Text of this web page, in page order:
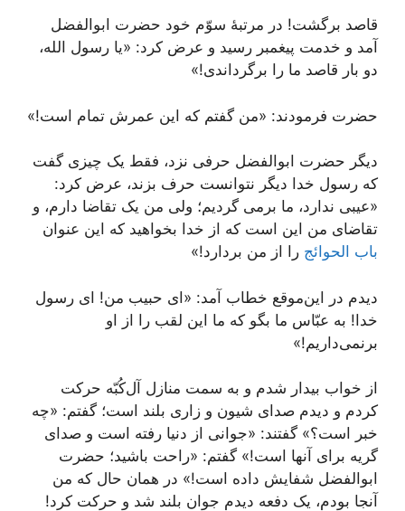
قاصد برگشت! در مرتبۀ سوّم خود حضرت ابوالفضل
آمد و خدمت پیغمبر رسید و عرض کرد: «یا رسول الله،
دو بار قاصد ما را برگرداندی!»
حضرت فرمودند: «من گفتم که این عمرش تمام است!»
دیگر حضرت ابوالفضل حرفی نزد، فقط یک چیزی گفت
که رسول خدا دیگر نتوانست حرف بزند، عرض کرد:
«عیبی ندارد، ما برمی گردیم؛ ولی من یک تقاضا دارم، و
تقاضای من این است که از خدا بخواهید که این عنوان
باب الحوائج را از من بردارد!»
دیدم در این‌موقع خطاب آمد: «ای حبیب من! ای رسول
خدا! به عبّاس ما بگو که ما این لقب را از او
برنمی‌داریم!»
از خواب بیدار شدم و به سمت منازل آل‌کُبّه حرکت
کردم و دیدم صدای شیون و زاری بلند است؛ گفتم: «چه
خبر است؟» گفتند: «جوانی از دنیا رفته است و صدای
گریه برای آنها است!» گفتم: «راحت باشید؛ حضرت
ابوالفضل شفایش داده است!» در همان حال که من
آنجا بودم، یک دفعه دیدم جوان بلند شد و حرکت کرد!